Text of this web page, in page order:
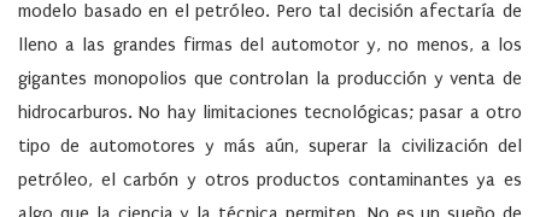
modelo basado en el petróleo. Pero tal decisión afectaría de
lleno a las grandes firmas del automotor y, no menos, a los
gigantes monopolios que controlan la producción y venta de
hidrocarburos. No hay limitaciones tecnológicas; pasar a otro
tipo de automotores y más aún, superar la civilización del
petróleo, el carbón y otros productos contaminantes ya es